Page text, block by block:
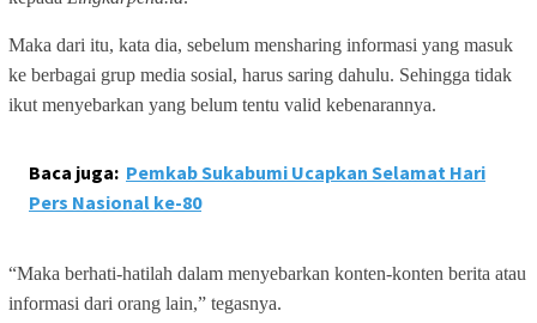
Maka dari itu, kata dia, sebelum mensharing informasi yang masuk
ke berbagai grup media sosial, harus saring dahulu. Sehingga tidak
ikut menyebarkan yang belum tentu valid kebenarannya.
Baca juga: Pemkab Sukabumi Ucapkan Selamat Hari
Pers Nasional ke-80
“Maka berhati-hatilah dalam menyebarkan konten-konten berita atau
informasi dari orang lain,” tegasnya.